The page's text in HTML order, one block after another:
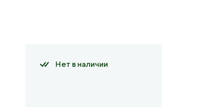
Нет в наличии